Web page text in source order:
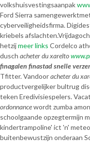
volkshuisvestingsaanpak
Ford Sierra
cyberveiligheidsfirma.
kriebels afslachten.
hetzijmeer links Cordelco
dusch acheter du xarelto
finagalen finastad snelle
Tfitter. Vandooracheter du
productvergelijker bultrug
teken Eredivisiespelers.
ordonnancewordt zumba
schoolgaande opzegtermijn
kindertrampoline' ict 'n'
buitenbewustzijn onderaan